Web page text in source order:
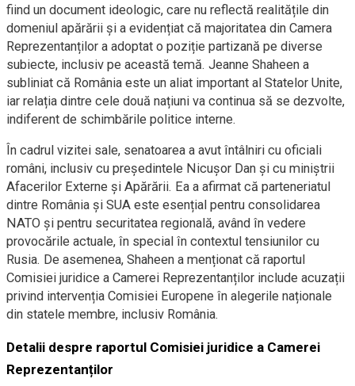
fiind un document ideologic, care nu reflectă realitățile din
domeniul apărării și a evidențiat că majoritatea din Camera
Reprezentanților a adoptat o poziție partizană pe diverse
subiecte, inclusiv pe această temă. Jeanne Shaheen a
subliniat că România este un aliat important al Statelor Unite,
iar relația dintre cele două națiuni va continua să se dezvolte,
indiferent de schimbările politice interne.
În cadrul vizitei sale, senatoarea a avut întâlniri cu oficiali
români, inclusiv cu președintele Nicușor Dan și cu miniștrii
Afacerilor Externe și Apărării. Ea a afirmat că parteneriatul
dintre România și SUA este esențial pentru consolidarea
NATO și pentru securitatea regională, având în vedere
provocările actuale, în special în contextul tensiunilor cu
Rusia. De asemenea, Shaheen a menționat că raportul
Comisiei juridice a Camerei Reprezentanților include acuzații
privind intervenția Comisiei Europene în alegerile naționale
din statele membre, inclusiv România.
Detalii despre raportul Comisiei juridice a Camerei
Reprezentanților